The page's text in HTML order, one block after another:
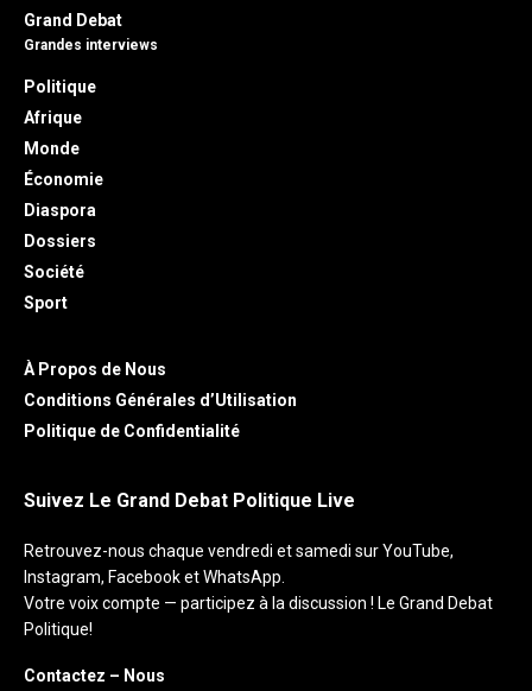
Grand Debat
Grandes interviews
Politique
Afrique
Monde
Économie
Diaspora
Dossiers
Société
Sport
À Propos de Nous
Conditions Générales d’Utilisation
Politique de Confidentialité
Suivez Le Grand Debat Politique Live
Retrouvez-nous chaque vendredi et samedi sur YouTube,
Instagram, Facebook et WhatsApp.
Votre voix compte — participez à la discussion ! Le Grand Debat
Politique!
Contactez – Nous